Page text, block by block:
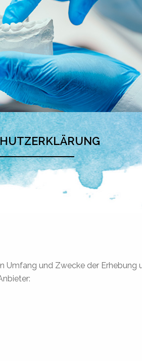
Umfang und Zwecke der Erhebung